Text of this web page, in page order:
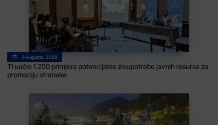
6 Augusta, 2026
TI uočio 1.200 primjera potencijalne zloupotrebe javnih resursa za
promociju stranaka